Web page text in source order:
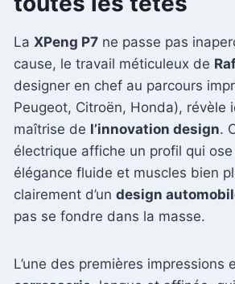
La XPeng P7 ne passe pas
cause, le travail méticuleux de
designer en chef au parcours
Peugeot, Citroën, Honda), révèle
maîtrise de l’innovation design.
électrique affiche un profil qui
élégance fluide et muscles bien
clairement d’un design
pas se fondre dans la masse.
L’une des premières impressions